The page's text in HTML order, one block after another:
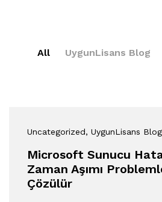
All UygunLisans Blog
Uncategorized, UygunLisans Blog
Microsoft Sunucu
Zaman Aşımı
Çözülür